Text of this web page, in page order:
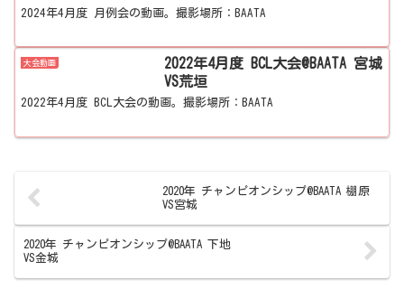
2024年4月度 月例会の動画。撮影場所：BAATA
大会動画
2022年4月度 BCL大会@BAATA 宮城
VS荒垣
2022年4月度 BCL大会の動画。撮影場所：BAATA
2020年 チャンピオンシップ@BAATA 棚原
VS宮城
2020年 チャンピオンシップ@BAATA 下地
VS金城